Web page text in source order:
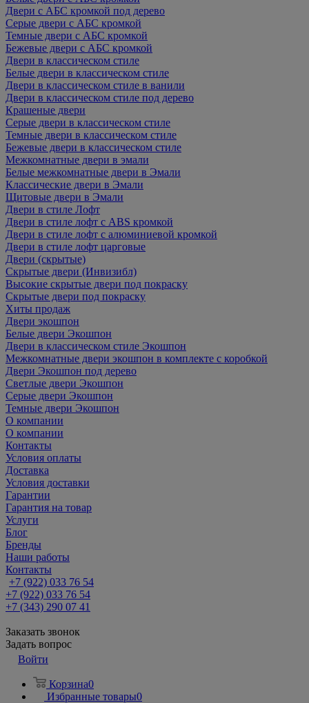
Двери с АБС кромкой под дерево
Серые двери с АБС кромкой
Темные двери с АБС кромкой
Бежевые двери с АБС кромкой
Двери в классическом стиле
Белые двери в классическом стиле
Двери в классическом стиле в ванили
Двери в классическом стиле под дерево
Крашеные двери
Серые двери в классическом стиле
Темные двери в классическом стиле
Бежевые двери в классическом стиле
Межкомнатные двери в эмали
Белые межкомнатные двери в Эмали
Классические двери в Эмали
Щитовые двери в Эмали
Двери в стиле Лофт
Двери в стиле лофт с ABS кромкой
Двери в стиле лофт с алюминиевой кромкой
Двери в стиле лофт царговые
Двери (скрытые)
Скрытые двери (Инвизибл)
Высокие скрытые двери под покраску
Скрытые двери под покраску
Хиты продаж
Двери экошпон
Белые двери Экошпон
Двери в классическом стиле Экошпон
Межкомнатные двери экошпон в комплекте с коробкой
Двери Экошпон под дерево
Светлые двери Экошпон
Серые двери Экошпон
Темные двери Экошпон
О компании
О компании
Контакты
Условия оплаты
Доставка
Условия доставки
Гарантии
Гарантия на товар
Услуги
Блог
Бренды
Наши работы
Контакты
+7 (922) 033 76 54
+7 (922) 033 76 54
+7 (343) 290 07 41
Заказать звонок
Задать вопрос
Войти
Корзина0
Избранные товары0